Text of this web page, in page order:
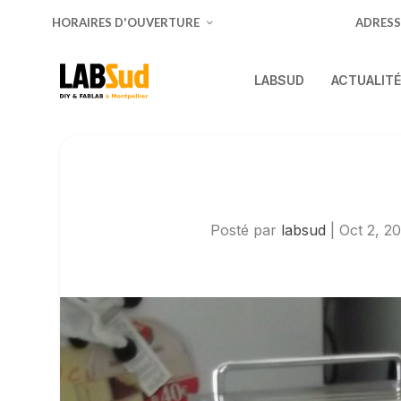
HORAIRES D'OUVERTURE
LABSUD
Posté par labsud Oct 2,